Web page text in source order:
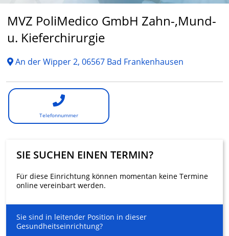
MVZ PoliMedico GmbH Zahn-,Mund-
u. Kieferchirurgie
An der Wipper 2, 06567 Bad Frankenhausen
Telefonnummer
SIE SUCHEN EINEN TERMIN?
Für diese Einrichtung können momentan keine Termine
online vereinbart werden.
Sie sind in leitender Position in dieser
Gesundheitseinrichtung?